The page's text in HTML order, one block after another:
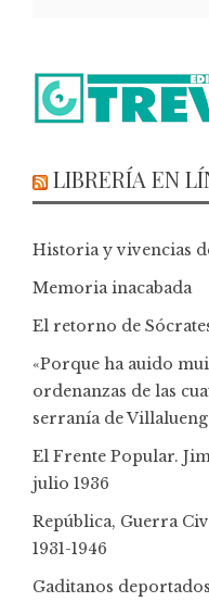
LIBRERÍA EN
Historia y vivencias
Memoria inacabada
El retorno de
«Porque ha auido
ordenanzas de las
serranía de
El Frente Popular.
julio 1936
República, Guerra
1931-1946
Gaditanos